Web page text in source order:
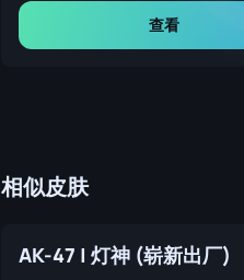
查看
相似皮肤
AK-47 | 灯神 (崭新出厂)